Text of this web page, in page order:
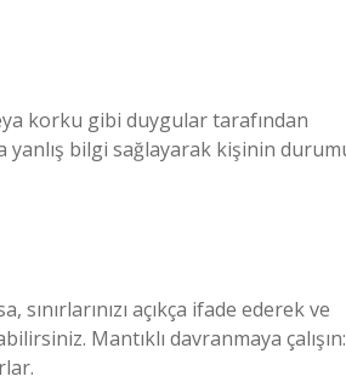
korku gibi duygular tarafından
yanlış bilgi sağlayarak kişinin
açıkça ifade ederek ve
Mantıklı davranmaya çalışın: